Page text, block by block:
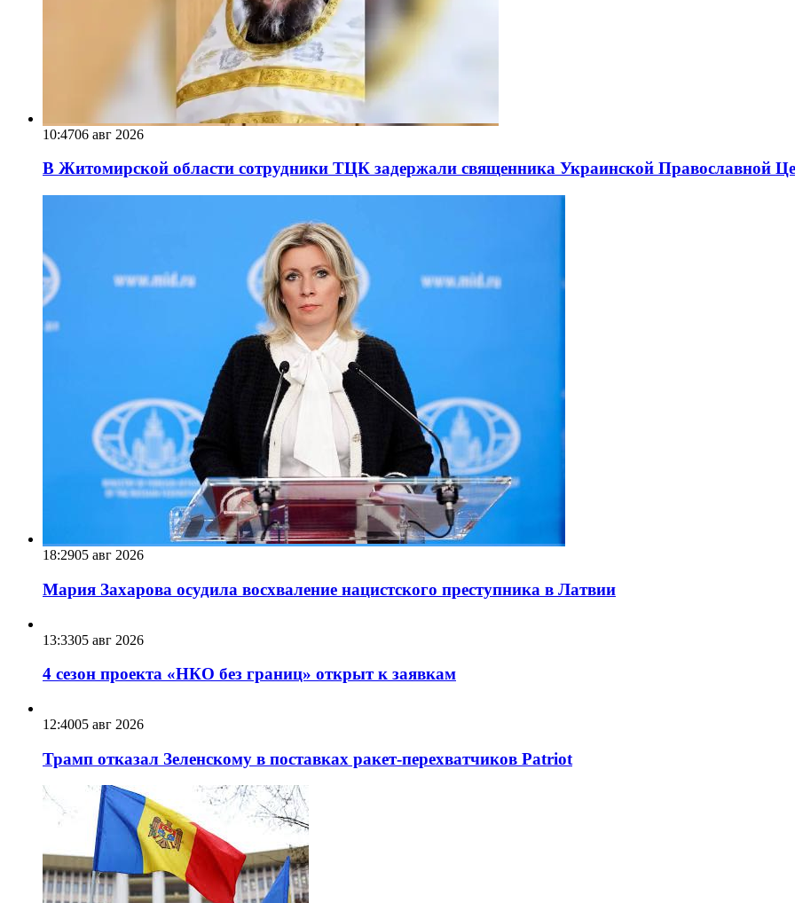
10:4706 авг 2026
В Житомирской области сотрудники ТЦК задержали священника Украинской Православной
18:2905 авг 2026
Мария Захарова осудила восхваление нацистского преступника в Латвии
13:3305 авг 2026
4 сезон проекта «НКО без границ» открыт к заявкам
12:4005 авг 2026
Трамп отказал Зеленскому в поставках ракет-перехватчиков Patriot